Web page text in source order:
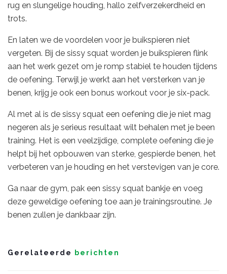
rug en slungelige houding, hallo zelfverzekerdheid en
trots.
En laten we de voordelen voor je buikspieren niet
vergeten. Bij de sissy squat worden je buikspieren flink
aan het werk gezet om je romp stabiel te houden tijdens
de oefening. Terwijl je werkt aan het versterken van je
benen, krijg je ook een bonus workout voor je six-pack.
Al met al is de sissy squat een oefening die je niet mag
negeren als je serieus resultaat wilt behalen met je been
training. Het is een veelzijdige, complete oefening die je
helpt bij het opbouwen van sterke, gespierde benen, het
verbeteren van je houding en het verstevigen van je core.
Ga naar de gym, pak een sissy squat bankje en voeg
deze geweldige oefening toe aan je trainingsroutine. Je
benen zullen je dankbaar zijn.
Gerelateerde berichten